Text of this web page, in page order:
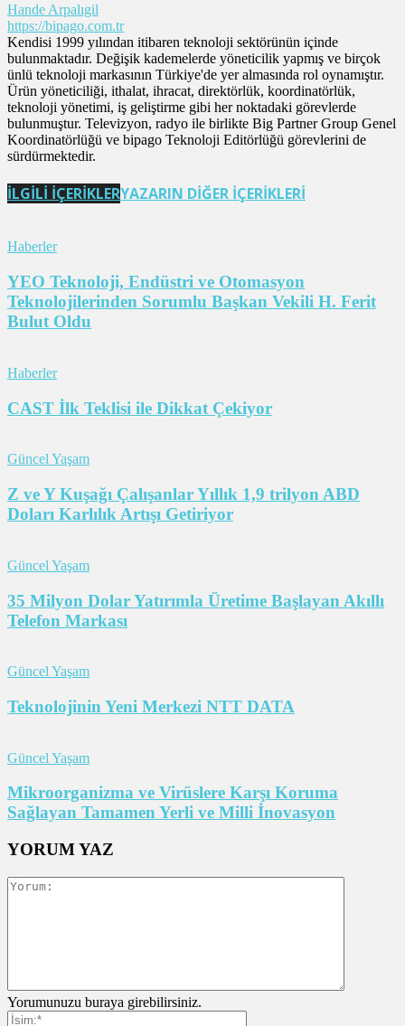
Hande Arpalıgil
https://bipago.com.tr
Kendisi 1999 yılından itibaren teknoloji sektörünün içinde
bulunmaktadır. Değişik kademelerde yöneticilik yapmış ve birçok
ünlü teknoloji markasının Türkiye'de yer almasında rol oynamıştır.
Ürün yöneticiliği, ithalat, ihracat, direktörlük, koordinatörlük,
teknoloji yönetimi, iş geliştirme gibi her noktadaki görevlerde
bulunmuştur. Televizyon, radyo ile birlikte Big Partner Group Genel
Koordinatörlüğü ve bipago Teknoloji Editörlüğü görevlerini de
sürdürmektedir.
İLGİLİ İÇERİKLERYAZARIN DİĞER İÇERİKLERİ
Haberler
YEO Teknoloji, Endüstri ve Otomasyon
Teknolojilerinden Sorumlu Başkan Vekili H. Ferit
Bulut Oldu
Haberler
CAST İlk Teklisi ile Dikkat Çekiyor
Güncel Yaşam
Z ve Y Kuşağı Çalışanlar Yıllık 1,9 trilyon ABD
Doları Karlılık Artışı Getiriyor
Güncel Yaşam
35 Milyon Dolar Yatırımla Üretime Başlayan Akıllı
Telefon Markası
Güncel Yaşam
Teknolojinin Yeni Merkezi NTT DATA
Güncel Yaşam
Mikroorganizma ve Virüslere Karşı Koruma
Sağlayan Tamamen Yerli ve Milli İnovasyon
YORUM YAZ
Yorumunuzu buraya girebilirsiniz.